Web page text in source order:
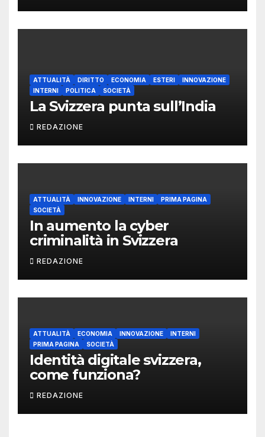
ATTUALITÀ DIRITTO ECONOMIA ESTERI
INNOVAZIONE
INTERNI
POLITICA SOCIETÀ
La Svizzera punta sull’India
REDAZIONE
ATTUALITÀ INNOVAZIONE INTERNI
PRIMA PAGINA
SOCIETÀ
In aumento la cyber
criminalità in Svizzera
REDAZIONE
ATTUALITÀ ECONOMIA INNOVAZIONE
INTERNI
PRIMA PAGINA
SOCIETÀ
Identità digitale svizzera,
come funziona?
REDAZIONE